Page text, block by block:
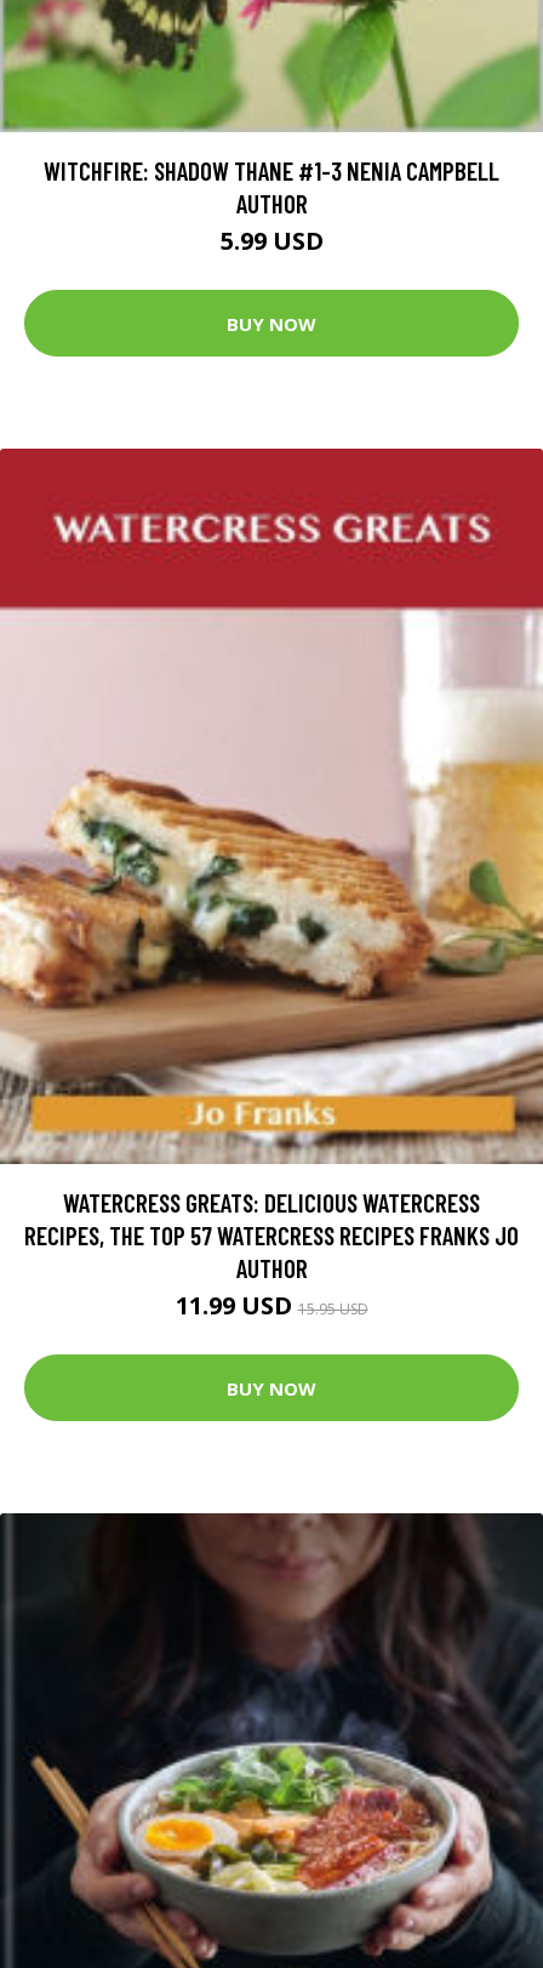
WITCHFIRE: SHADOW THANE #1-3 NENIA CAMPBELL
AUTHOR
5.99 USD
BUY NOW
WATERCRESS GREATS: DELICIOUS WATERCRESS
RECIPES, THE TOP 57 WATERCRESS RECIPES FRANKS JO
AUTHOR
11.99 USD15.95 USD
BUY NOW